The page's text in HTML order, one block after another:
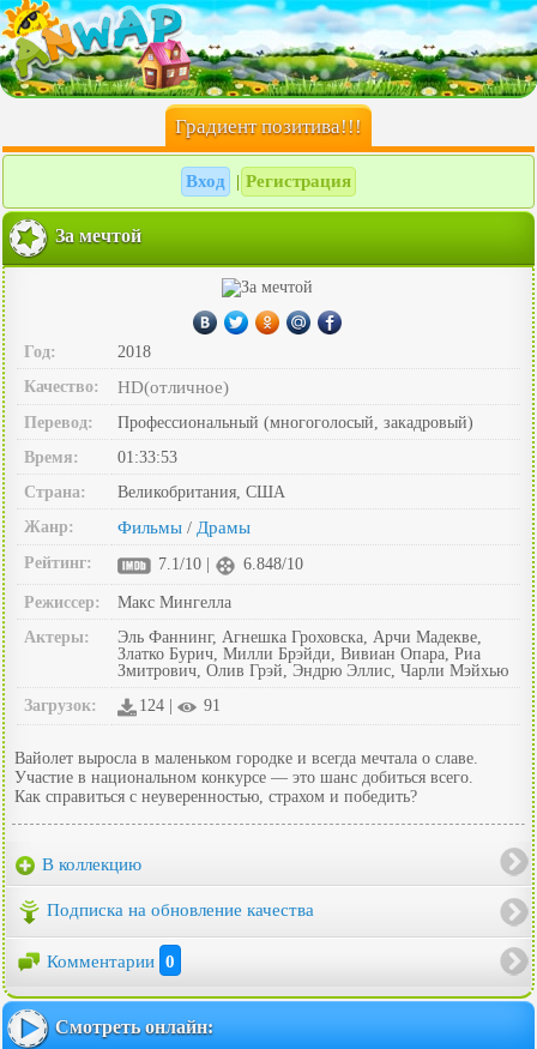
Градиент позитива!!!
Вход Регистрация
За мечтой
Год:
2018
Качество:
HD(отличное)
Перевод:
Профессиональный (многоголосый, закадровый)
Время:
01:33:53
Страна:
Великобритания, США
Жанр:
Фильмы / Драмы
Рейтинг: 7.1/10 | 6.848/10
Режиссер:
Макс Мингелла
Актеры:
Эль Фаннинг, Агнешка Гроховска, Арчи Мадекве,
Златко Бурич, Милли Брэйди, Вивиан Опара, Риа
Змитрович, Олив Грэй, Эндрю Эллис, Чарли Мэйхью
Загрузок:
124 | 91
Вайолет выросла в маленьком городке и всегда мечтала о славе.
Участие в национальном конкурсе — это шанс добиться всего.
Как справиться с неуверенностью, страхом и победить?
В коллекцию
Подписка на обновление качества
Комментарии 0
Смотреть онлайн: